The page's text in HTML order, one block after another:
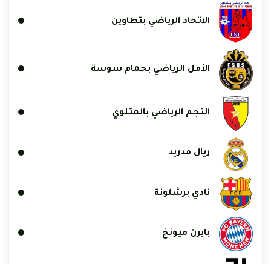
الاتحاد الرياضي بتطاوين
الأمل الرياضي بحمام سوسة
النجم الرياضي بالمتلوي
ريال مدريد
نادي برشلونة
بايرن ميونخ